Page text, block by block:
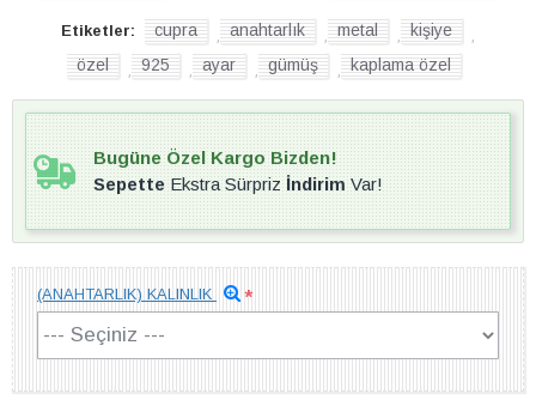
Etiketler: cupra anahtarlık metal kişiye
özel 925 ayar gümüş kaplama özel
(ANAHTARLIK) KALINLIK
Bugüne Özel Kargo Bizden!
SepetteEkstra SürprizİndirimVar!